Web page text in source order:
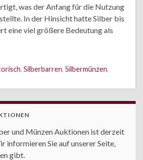
was der Anfang für die Nutzung
In der Hinsicht hatte Silber bis
eine viel größere Bedeutung als
, Silberbarren, Silbermünzen,
und Münzen Auktionen ist derzeit
informieren Sie auf unserer Seite,
gibt.